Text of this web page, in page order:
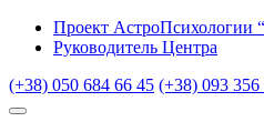
Проект АстроПсихологии
Руководитель Центра
(+38) 050 684 66 45 (+38) 093 356